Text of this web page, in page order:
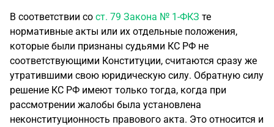
В соответствии со ст. 79 Закона № 1-ФКЗ те
нормативные акты или их отдельные положения,
которые были признаны судьями КС РФ не
соответствующими Конституции, считаются сразу же
утратившими свою юридическую силу. Обратную силу
решение КС РФ имеют только тогда, когда при
рассмотрении жалобы была установлена
неконституционность правового акта. Это относится и